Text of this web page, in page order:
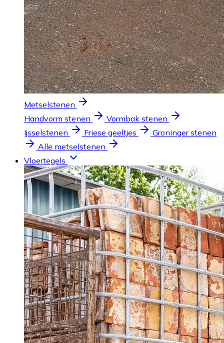
Metselstenen
Handvorm stenen
Vormbak stenen
Ijsselstenen
Friese geeltjes
Groninger stenen
Alle metselstenen
Vloertegels